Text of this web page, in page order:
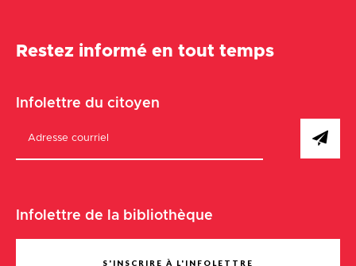
Restez informé en tout temps
Infolettre du citoyen
Infolettre de la bibliothèque
S'INSCRIRE À L'INFOLETTRE